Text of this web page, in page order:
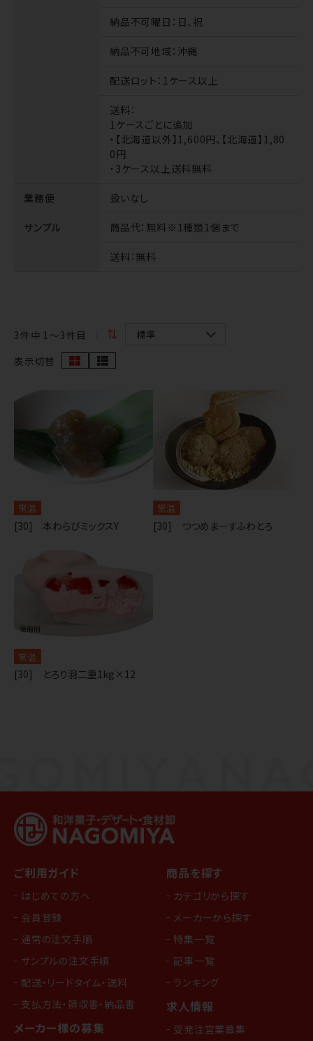
納品不可曜日 ：日、祝
納品不可地域 ：沖縄
配送ロット ：1ケース以上
送料：
1ケースごとに追加
・【北海道以外】1,600円、【北海道】1,80
0円
・3ケース以上送料無料
業務便 扱いなし
サンプル 商品代：無料※1種類1個まで
送料：無料
3 件中 1〜3件目
表示切替
常温
[30] 本わらびミックスY
常温
[30] つつめまーすふわとろ
常温
[30] とろり羽二重1kg×12
ご利用ガイド
はじめての方へ
会員登録
通常の注文手順
サンプルの注文手順
配送・リードタイム・送料
支払方法・領収書・納品書
メーカー様の募集
商品を探す
カテゴリから探す
メーカーから探す
特集一覧
記事一覧
ランキング
求人情報
受発注営業募集